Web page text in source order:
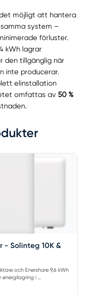
möjligt att hantera
system –
förluster.
kWh lagrar
den tillgänglig när
inte producerar.
elinstallation
omfattas av 50 %
- Solinteg 10K &
och Enershare 9,6 kWh
i ...